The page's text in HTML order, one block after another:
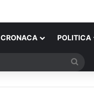
CRONACA POLITICA